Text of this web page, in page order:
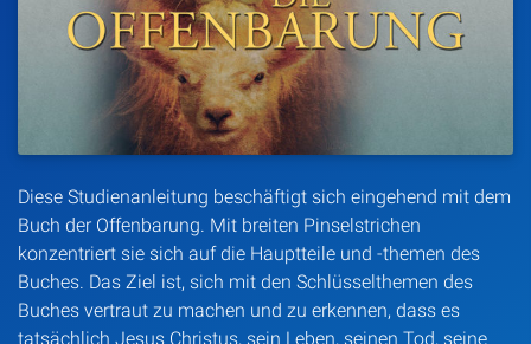
Diese Studienanleitung beschäftigt sich eingehend mit dem
Buch der Offenbarung. Mit breiten Pinselstrichen
konzentriert sie sich auf die Hauptteile und -themen des
Buches. Das Ziel ist, sich mit den Schlüsselthemen des
Buches vertraut zu machen und zu erkennen, dass es
tatsächlich Jesus Christus, sein Leben, seinen Tod, seine
Podcasts
Über Uns
Kontakt